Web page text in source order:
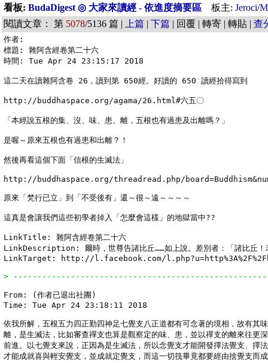
看板: BudaDigest ◎ 大家來讀經 - 依進度摘要區 板主: Jeroci/
閱讀文章： 第 5078/5136 篇 | 上篇 | 下篇 | 回覆 | 轉寄 | 轉貼 | 查
作者:
標題: 雜阿含經卷第二十六
時間: Tue Apr 24 23:15:17 2018
這二天在讀雜阿含卷 26，讀到第 650經。好讀的 650 讀經拾得寫到
http://buddhaspace.org/agama/26.html#六五〇
「本經說五根的集、沒、味、患、離，五根也有過患及出離嗎？」
是喔～原來五根也有過患和出離？！
然後再看這個下面「信根的生滅法」
http://buddhaspace.org/threadread.php/
原來「梵行已立」到「不受後有」還～很～遠～～～～
這真是會讓我們這些初學者掉入「怎麼會這樣」的地獄當中??
LinkTitle: 雜阿含經卷第二十六
LinkDescription: 爾時，世尊告諸比丘……如上說。差別者：「諸比丘！
LinkTarget: http://l.facebook.com/
>
From: (作者已退出社團)
Time: Tue Apr 24 23:18:11 2018
依我所解，五根五力四正勤四神足七覺支八正道都有可念著的境相，故有其
離，是生滅法，比如審查禪支也算是觀察定的味、患，並以禪支的離來往更
前進。以七覺支來說，正因為是生滅法，所以念覺支才能開發擇法覺支、擇
才能成就喜與輕安覺支，並成就定覺支，而這一切筏畢竟都要經由捨覺支而